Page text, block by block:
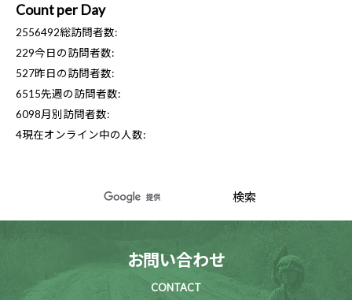
Count per Day
2556492総訪問者数:
229今日の訪問者数:
527昨日の訪問者数:
6515先週の訪問者数:
6098月別訪問者数:
4現在オンライン中の人数:
お問い合わせ
CONTACT